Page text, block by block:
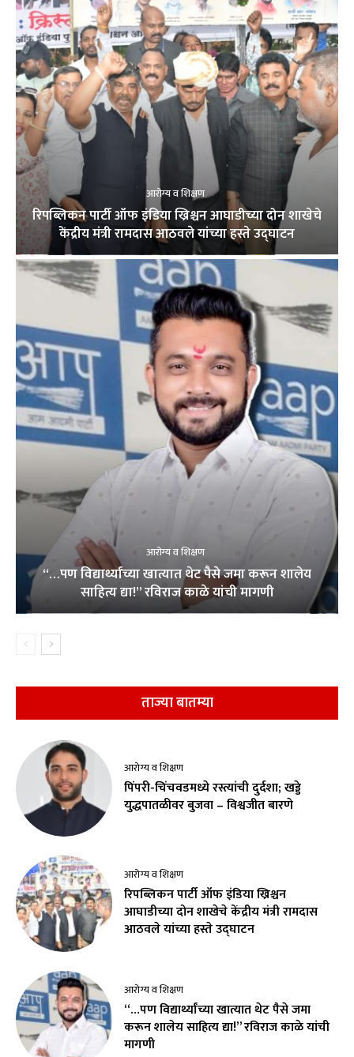
आरोग्य व शिक्षण
रिपब्लिकन पार्टी ऑफ इंडिया ख्रिश्चन आघाडीच्या दोन शाखेचे
केंद्रीय मंत्री रामदास आठवले यांच्या हस्ते उद्घाटन
आरोग्य व शिक्षण
“…पण विद्यार्थ्यांच्या खात्यात थेट पैसे जमा करून शालेय
साहित्य द्या!” रविराज काळे यांची मागणी
ताज्या बातम्या
आरोग्य व शिक्षण
पिंपरी-चिंचवडमध्ये रस्त्यांची दुर्दशा; खड्डे
युद्धपातळीवर बुजवा – विश्वजीत बारणे
आरोग्य व शिक्षण
रिपब्लिकन पार्टी ऑफ इंडिया ख्रिश्चन
आघाडीच्या दोन शाखेचे केंद्रीय मंत्री रामदास
आठवले यांच्या हस्ते उद्घाटन
आरोग्य व शिक्षण
“…पण विद्यार्थ्यांच्या खात्यात थेट पैसे जमा
करून शालेय साहित्य द्या!” रविराज काळे यांची
मागणी